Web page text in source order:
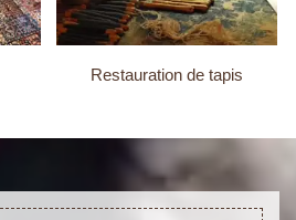
Restauration de tapis